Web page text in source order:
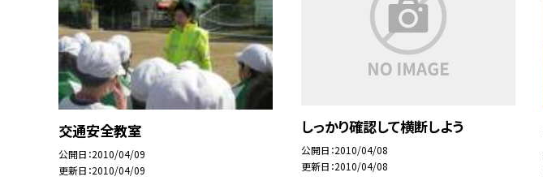
交通安全教室
公開日 2010/04/09
更新日 2010/04/09
しっかり確認して横断しよう
公開日 2010/04/08
更新日 2010/04/08